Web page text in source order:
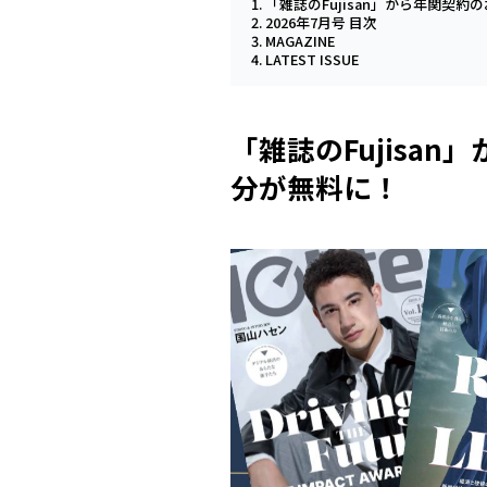
2026年7月号 目次
MAGAZINE
LATEST ISSUE
「雑誌のFujisan
分が無料に！